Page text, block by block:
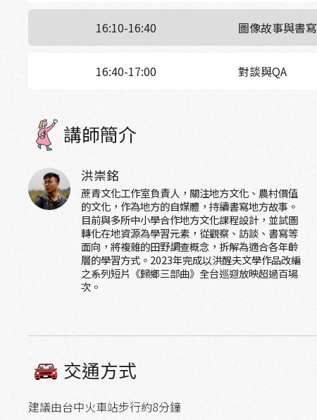
16:10-16:40 圖像故事與書寫
16:40-17:00 對談與QA
講師簡介
洪崇銘
蔗青文化工作室負責人，關注地方文化、農村價值
的文化，作為地方的自媒體，持續書寫地方故事。
目前與多所中小學合作地方文化課程設計，並試圖
轉化在地資源為學習元素，從觀察、訪談、書寫等
面向，將複雜的田野調查概念，拆解為適合各年齡
層的學習方式。2023年完成以洪醒夫文學作品改編
之系列短片《歸鄉三部曲》全台巡迴放映超過百場
次。
交通方式
建議由台中火車站步行約8分鐘